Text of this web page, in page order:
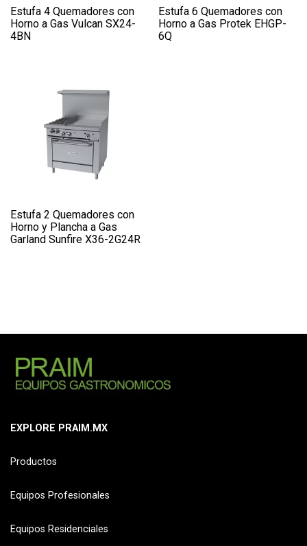
Estufa 4 Quemadores con
Horno a Gas Vulcan SX24-
4BN
Estufa 6 Quemadores con
Horno a Gas Protek EHGP-
6Q
Estufa 2 Quemadores con
Horno y Plancha a Gas
Garland Sunfire X36-2G24R
EXPLORE PRAIM.MX
Productos
Equipos Profesionales
Equipos Residenciales